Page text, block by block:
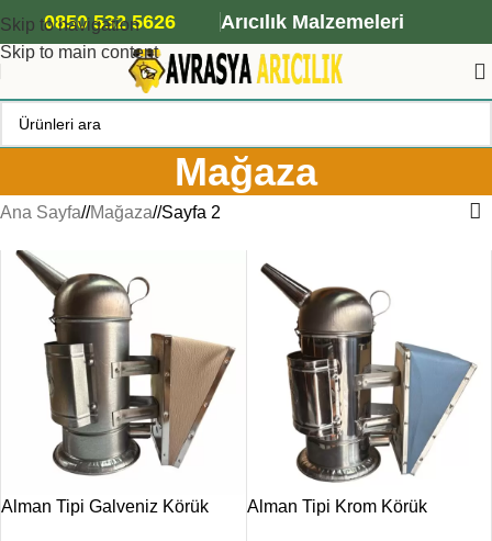
Skip to navigation
Skip to main content
ANA ARI SİPARİŞİ İÇİN TIKLAYIN
0850 532 5626 Arıcılık Malzemeleri
Mağaza
Ana Sayfa/ Mağaza/ Sayfa 2
Alman Tipi Galveniz Körük Alman Tipi Krom Körük